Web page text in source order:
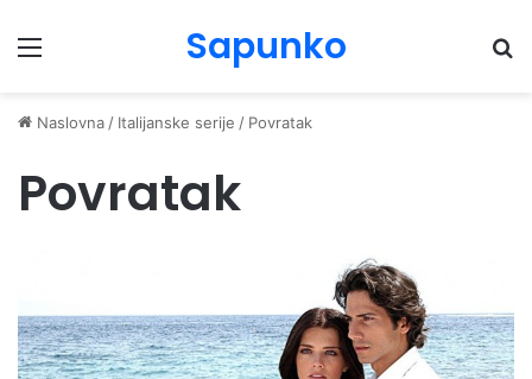
Menu Sapunko
Naslovna / Italijanske serije / Povratak
Povratak